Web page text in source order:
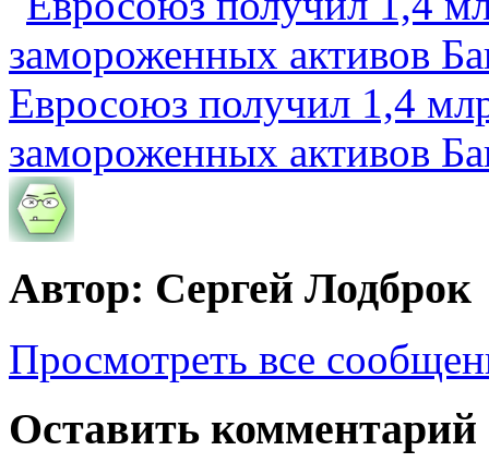
Евросоюз получил 1,4
замороженных активов
Автор: Сергей Лодброк
Просмотреть все
Оставить комментарий